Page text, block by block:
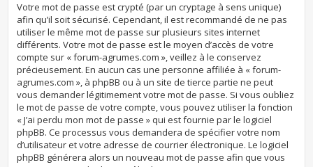
Votre mot de passe est crypté (par un cryptage à sens unique)
afin qu’il soit sécurisé. Cependant, il est recommandé de ne pas
utiliser le même mot de passe sur plusieurs sites internet
différents. Votre mot de passe est le moyen d’accès de votre
compte sur « forum-agrumes.com », veillez à le conservez
précieusement. En aucun cas une personne affiliée à « forum-
agrumes.com », à phpBB ou à un site de tierce partie ne peut
vous demander légitimement votre mot de passe. Si vous oubliez
le mot de passe de votre compte, vous pouvez utiliser la fonction
« J’ai perdu mon mot de passe » qui est fournie par le logiciel
phpBB. Ce processus vous demandera de spécifier votre nom
d’utilisateur et votre adresse de courrier électronique. Le logiciel
phpBB générera alors un nouveau mot de passe afin que vous